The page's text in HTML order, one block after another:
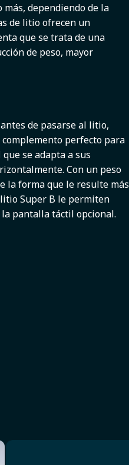
dependiendo de la
de litio ofrecen un
que se trata de una
de peso, mayor
de pasarse al litio,
perfecto para
se adapta a sus
Con un peso
la forma que le resulte más
Super B le permiten
pantalla táctil opcional.